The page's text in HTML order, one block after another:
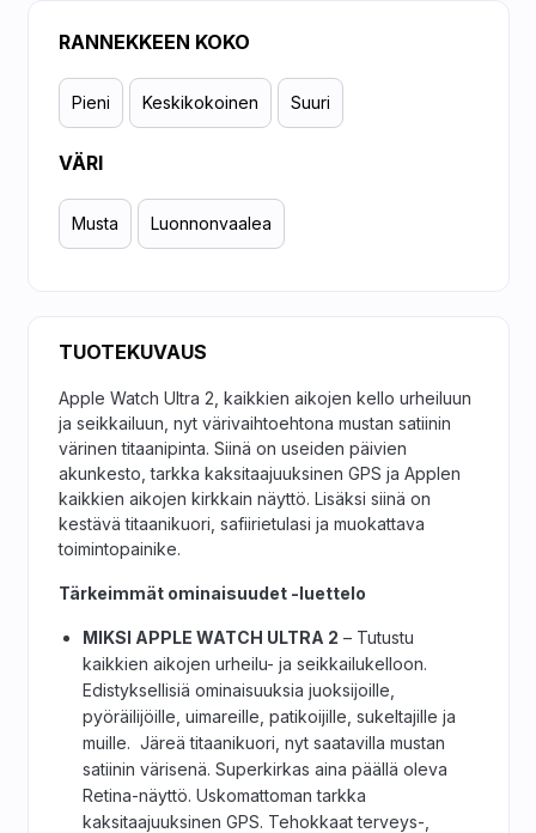
RANNEKKEEN KOKO
Pieni Keskikokoinen Suuri
VÄRI
Musta Luonnonvaalea
TUOTEKUVAUS
Apple Watch Ultra 2, kaikkien aikojen kello urheiluun
ja seikkailuun, nyt värivaihtoehtona mustan satiinin
värinen titaanipinta. Siinä on useiden päivien
akunkesto, tarkka kaksitaajuuksinen GPS ja Applen
kaikkien aikojen kirkkain näyttö. Lisäksi siinä on
kestävä titaanikuori, safiirietulasi ja muokattava
toimintopainike.
Tärkeimmät ominaisuudet -luettelo
MIKSI APPLE WATCH ULTRA 2 – Tutustu
kaikkien aikojen urheilu- ja seikkailukelloon.
Edistyksellisiä ominaisuuksia juoksijoille,
pyöräilijöille, uimareille, patikoijille, sukeltajille ja
muille. Järeä titaanikuori, nyt saatavilla mustan
satiinin värisenä. Superkirkas aina päällä oleva
Retina-näyttö. Uskomattoman tarkka
kaksitaajuuksinen GPS. Tehokkaat terveys-,